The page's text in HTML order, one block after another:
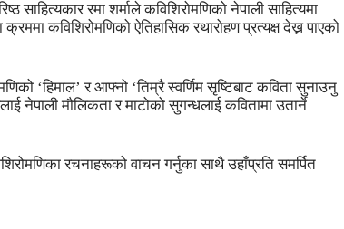
रमा शर्माले कविशिरोमणिको नेपाली साहित्यमा
कविशिरोमणिको ऐतिहासिक रथारोहण प्रत्यक्ष देख्न पाएको
‘हिमाल’ र आफ्नो ‘तिम्रै स्वर्णिम सृष्टिबाट कविता सुनाउनु
नेपाली मौलिकता र माटोको सुगन्धलाई कवितामा उतार्ने
रचनाहरूको वाचन गर्नुका साथै उहाँप्रति समर्पित